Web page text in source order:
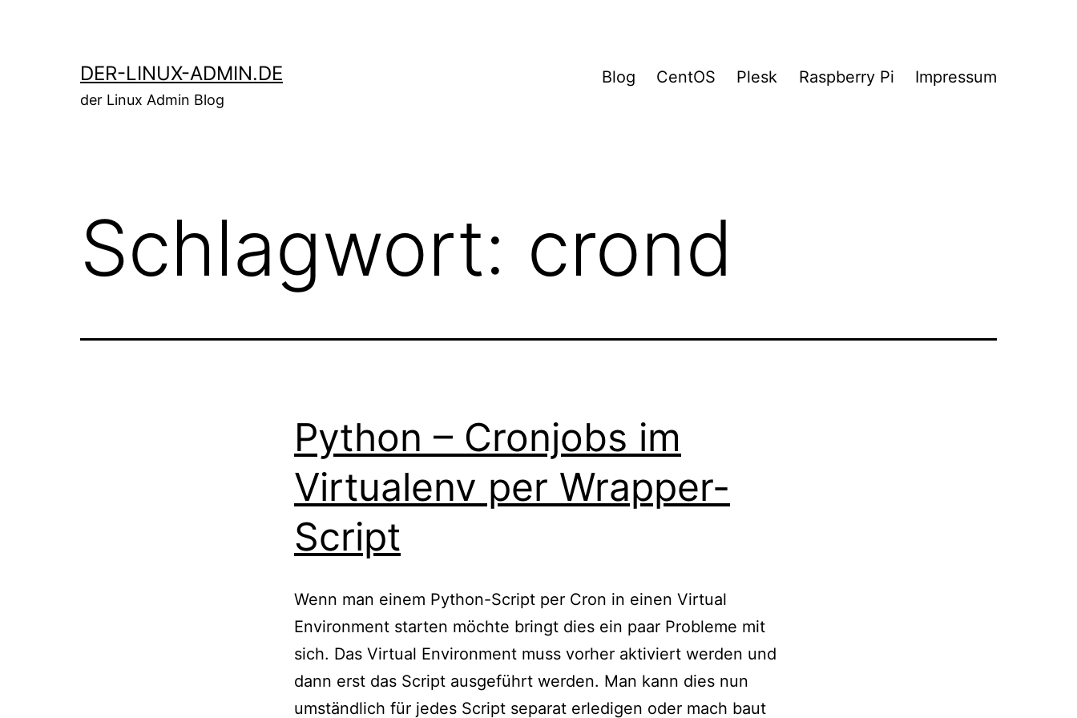
DER-LINUX-ADMIN.DE
der Linux Admin Blog
Blog CentOS Plesk Raspberry Pi Impressum
Schlagwort: crond
Python – Cronjobs im
Virtualenv per Wrapper-
Script
Wenn man einem Python-Script per Cron in einen Virtual
Environment starten möchte bringt dies ein paar Probleme mit
sich. Das Virtual Environment muss vorher aktiviert werden und
dann erst das Script ausgeführt werden. Man kann dies nun
umständlich für jedes Script separat erledigen oder mach baut